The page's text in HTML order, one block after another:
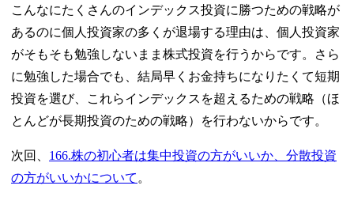
こんなにたくさんのインデックス投資に勝つための戦略が
あるのに個人投資家の多くが退場する理由は、個人投資家
がそもそも勉強しないまま株式投資を行うからです。さら
に勉強した場合でも、結局早くお金持ちになりたくて短期
投資を選び、これらインデックスを超えるための戦略（ほ
とんどが長期投資のための戦略）を行わないからです。
次回、 166.株の初心者は集中投資の方がいいか、分散投資
の方がいいかについて 。